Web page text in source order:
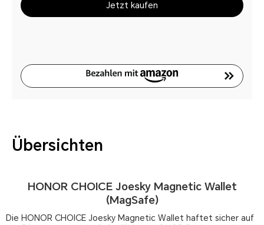
Jetzt kaufen
Übersichten
HONOR CHOICE Joesky Magnetic Wallet
(MagSafe)
Die HONOR CHOICE Joesky Magnetic Wallet haftet sicher auf